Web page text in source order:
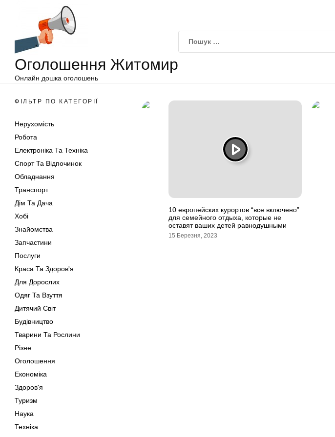
Оголошення Житомир
Онлайн дошка оголошень
ФІЛЬТР ПО КАТЕГОРІЇ
Нерухомість
Робота
Електроніка Та Техніка
Спорт Та Відпочинок
Обладнання
Транспорт
Дім Та Дача
Хобі
Знайомства
Запчастини
Послуги
Краса Та Здоров'я
Для Дорослих
Одяг Та Взуття
Дитячий Світ
Будівництво
Тварини Та Рослини
Різне
Оголошення
Економіка
Здоров'я
Туризм
Наука
Техніка
10 европейских курортов “все включено”
для семейного отдыха, которые не
оставят ваших детей равнодушными
15 Березня, 2023